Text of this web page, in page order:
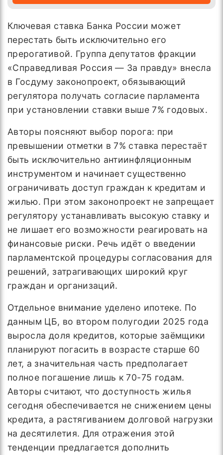
Ключевая ставка Банка России может
перестать быть исключительно его
прерогативой. Группа депутатов фракции
«Справедливая Россия — За правду» внесла
в Госдуму законопроект, обязывающий
регулятора получать согласие парламента
при установлении ставки выше 7% годовых.
Авторы поясняют выбор порога: при
превышении отметки в 7% ставка перестаёт
быть исключительно антиинфляционным
инструментом и начинает существенно
ограничивать доступ граждан к кредитам и
жилью. При этом законопроект не запрещает
регулятору устанавливать высокую ставку и
не лишает его возможности реагировать на
финансовые риски. Речь идёт о введении
парламентской процедуры согласования для
решений, затрагивающих широкий круг
граждан и организаций.
Отдельное внимание уделено ипотеке. По
данным ЦБ, во втором полугодии 2025 года
выросла доля кредитов, которые заёмщики
планируют погасить в возрасте старше 60
лет, а значительная часть предполагает
полное погашение лишь к 70-75 годам.
Авторы считают, что доступность жилья
сегодня обеспечивается не снижением цены
кредита, а растягиванием долговой нагрузки
на десятилетия. Для отражения этой
тенденции предлагается дополнить